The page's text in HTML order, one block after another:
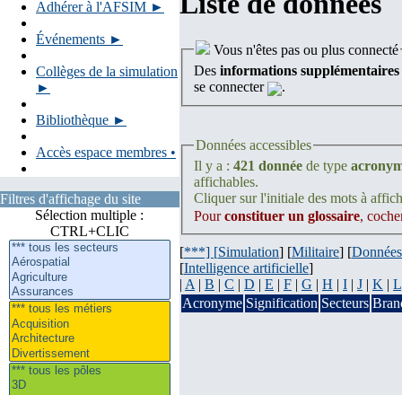
Adhérer à l'AFSIM ►
Événements ►
Collèges de la simulation
►
Bibliothèque ►
Accès espace membres •
Filtres d'affichage du site
Sélection multiple :
CTRL+CLIC
Vous n'êtes pas ou plus connecté
Des informations supplémentaires
se connecter
.
Données accessibles
Il y a : 421 donnée de type
affichables.
Cliquer sur l'initiale des mots à
Pourconstituer un glossaire,
[***] [Simulation] [Militaire] [Données
[Intelligence artificielle]
| A | B | C | D | E | F | G | H | I | J | K | L
Acronyme Signification Secteurs